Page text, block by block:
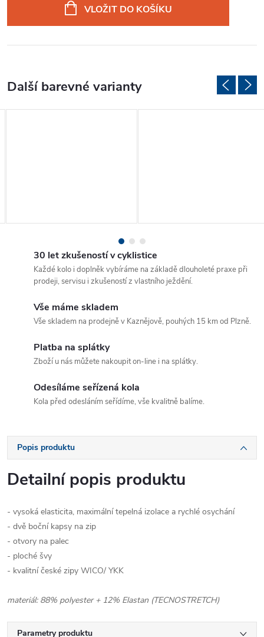
VLOŽIT DO KOŠÍKU
30 let zkušeností v cyklistice
Každé kolo i doplněk vybíráme na základě dlouholeté praxe při
prodeji, servisu i zkušeností z vlastního ježdění.
Vše máme skladem
Vše skladem na prodejně v Kaznějově, pouhých 15 km od Plzně.
Platba na splátky
Zboží u nás můžete nakoupit on-line i na splátky.
Odesíláme seřízená kola
Kola před odesláním seřídíme, vše kvalitně balíme.
Popis produktu
Detailní popis produktu
- vysoká elasticita, maximální tepelná izolace a rychlé osychání
- dvě boční kapsy na zip
- otvory na palec
- ploché švy
- kvalitní české zipy WICO/ YKK
materiál: 88% polyester + 12% Elastan (TECNOSTRETCH)
Parametry produktu